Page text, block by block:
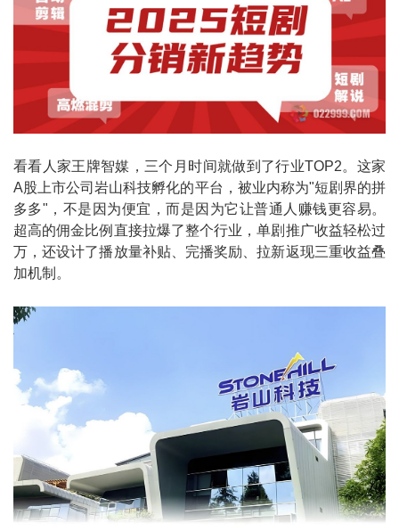
看看人家王牌智媒，三个月时间就做到了行业TOP2。这家
A股上市公司岩山科技孵化的平台，被业内称为"短剧界的拼
多多"，不是因为便宜，而是因为它让普通人赚钱更容易。
超高的佣金比例直接拉爆了整个行业，单剧推广收益轻松过
万，还设计了播放量补贴、完播奖励、拉新返现三重收益叠
加机制。